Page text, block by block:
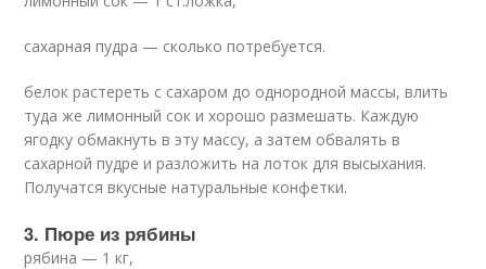
сахарная пудра — сколько потребуется.
белок растереть с сахаром до однородной массы, влить
туда же лимонный сок и хорошо размешать. Каждую
ягодку обмакнуть в эту массу, а затем обвалять в
сахарной пудре и разложить на лоток для высыхания.
Получатся вкусные натуральные конфетки.
3. Пюре из рябины
рябина — 1 кг,